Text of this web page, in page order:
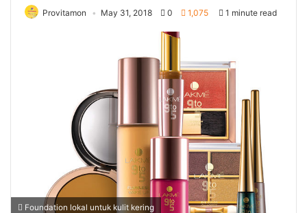
Provitamon May 31, 2018 0 1,075 1 minute read
Foundation lokal untuk kulit kering